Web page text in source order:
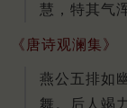
慧，特其气
《唐诗观澜集》
燕公五排如
舞。后人竭